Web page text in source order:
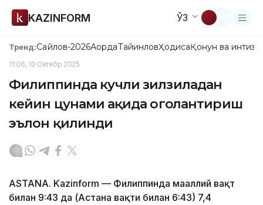
KAZINFORM ЎЗ
Тренд:Сайлов-2026АқордаТайинловҲодисаҚонун ва
11:06, 10 Октябр 2025
Филиппинда кучли зилзиладан
кейин цунами ҳақида огоҳлантириш
эълон қилинди
ASTANA. Kazinform — Филиппинда маҳаллий вақт
билан 9:43 да (Астана вақти билан 6:43) 7,4